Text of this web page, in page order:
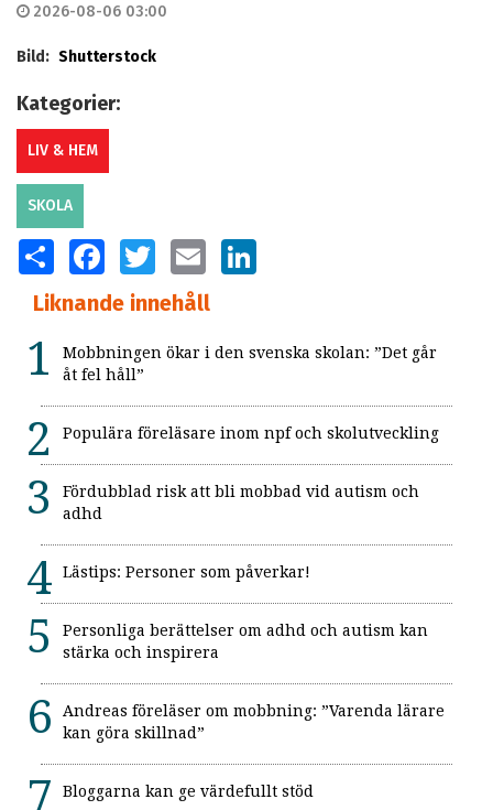
2026-08-06 03:00
Bild: Shutterstock
Kategorier:
LIV & HEM
SKOLA
SHARE FACEBOOKTWITTER EMAIL
Liknande innehåll
Mobbningen ökar i den svenska skolan: ”Det går
åt fel håll”
Populära föreläsare inom npf och skolutveckling
Fördubblad risk att bli mobbad vid autism och
adhd
Lästips: Personer som påverkar!
Personliga berättelser om adhd och autism kan
stärka och inspirera
Andreas föreläser om mobbning: ”Varenda lärare
kan göra skillnad”
Bloggarna kan ge värdefullt stöd